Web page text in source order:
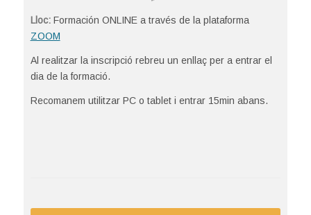
Lloc:Formación ONLINE a través de la plataforma
ZOOM
Al realitzar la inscripció rebreu un enllaç per a entrar el
dia de la formació.
Recomanem utilitzar PC o tablet i entrar 15min abans.